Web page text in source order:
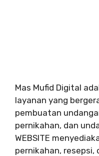
Mas Mufid Digital
layanan yang
pembuatan
pernikahan, dan
WEBSITE
pernikahan, resepsi,